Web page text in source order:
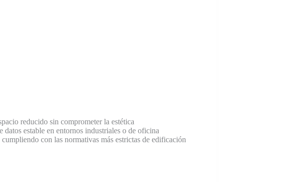
reducido sin comprometer la estética
estable en entornos industriales o de oficina
con las normativas más estrictas de edificación